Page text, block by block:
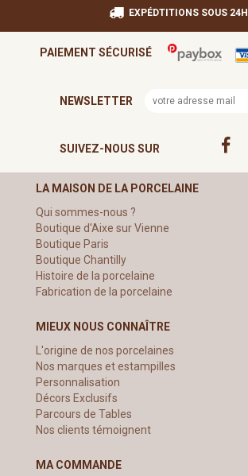
EXPÉDTITIONS SOUS 24H
PAIEMENT SÉCURISÉ
NEWSLETTER
SUIVEZ-NOUS SUR
LA MAISON DE LA PORCELAINE
Qui sommes-nous ?
Boutique d'Aixe sur Vienne
Boutique Paris
Boutique Chantilly
Histoire de la porcelaine
Fabrication de la porcelaine
MIEUX NOUS CONNAÎTRE
L'origine de nos porcelaines
Nos marques et estampilles
Personnalisation
Décors Exclusifs
Parcours de Tables
Nos clients témoignent
MA COMMANDE